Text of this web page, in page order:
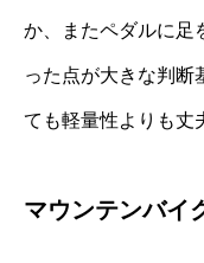
か、またペダルに足
った点が大きな判断
ても軽量性よりも丈
マウンテンバイ